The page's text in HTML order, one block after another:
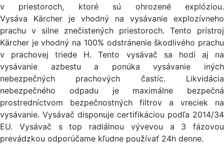
v priestoroch, ktoré sú ohrozené explóziou.
Vysáva Kärcher je vhodný na vysávanie explozívneho
prachu v silne znečistených priestoroch. Tento prístroj
Kärcher je vhodný na 100% odstránenie škodlivého prachu
v prachovej triede H. Tento vysávač sa hodí aj na
vysávanie azbestu a ponúka vysávanie iných
nebezpečných prachových častíc. Likvidácia
nebezpečného odpadu je maximálne bezpečná
prostredníctvom bezpečnostných filtrov a vreciek na
vysávanie. Vysávač disponuje certifikáciou podľa 2014/34
EU. Vysávač s top radiálnou vývevou a 3 fázovou
prevádzkou odporúčame kľudne používať 24h denne.